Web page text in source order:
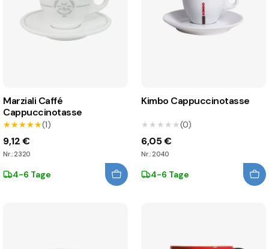
Marziali Caffé
Cappuccinotasse
★★★★★
★★★★★(1)
9,12 €
Nr.: 2320
4-6 Tage
Kimbo Cappuccinotasse
★★★★★
★★★★★(0)
6,05 €
Nr.: 2040
4-6 Tage